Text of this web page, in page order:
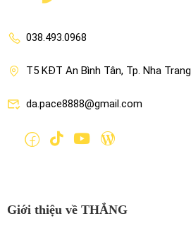
038.493.0968
T5 KĐT An Bình Tân, Tp. Nha Trang
da.pace8888@gmail.com
Giới thiệu về THẮNG